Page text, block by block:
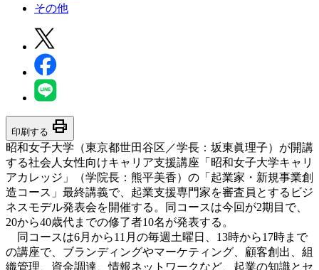
その他
印刷する print
昭和女子大学（東京都世田谷区／学長：坂東眞理子）が開講
する社会人女性向けキャリア支援講座「昭和女子大学キャリ
アカレッジ」（学院長：熊平美香）の「起業家・新規事業創
造コース」最終講義で、起業支援専門家を審査員とするビジ
ネスモデル発表会を開催する。同コースは今回が2期目で、
20から40歳代までの修了者10名が発表する。
同コースは6月から11月の毎週土曜日、13時から17時まで
の講座で、ブランディングやマーケティング、顧客創出、組
織管理、資金調達、情報ネットワークなど、起業の知識とセ